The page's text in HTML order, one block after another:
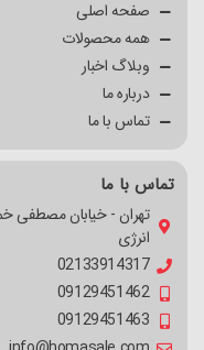
صفحه اصلی
همه محصولات
وبلاگ اخبار
درباره ما
تماس با ما
تماس با ما
تهران - خیابان مصطفی
انرژی
02133914317
09129451462
09129451463